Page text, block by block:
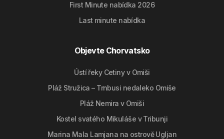
First Minute nabídka 2026
Last minute nabídka
Objevte Chorvatsko
Ústí řeky Cetiny v Omiši
Pláž Stružica – Trnbusi nedaleko Omiše
Pláž Nemira v Omiši
Kostel svatého Mikuláše v Tribunji
Marina Mala Lamjana na ostrově Ugljan